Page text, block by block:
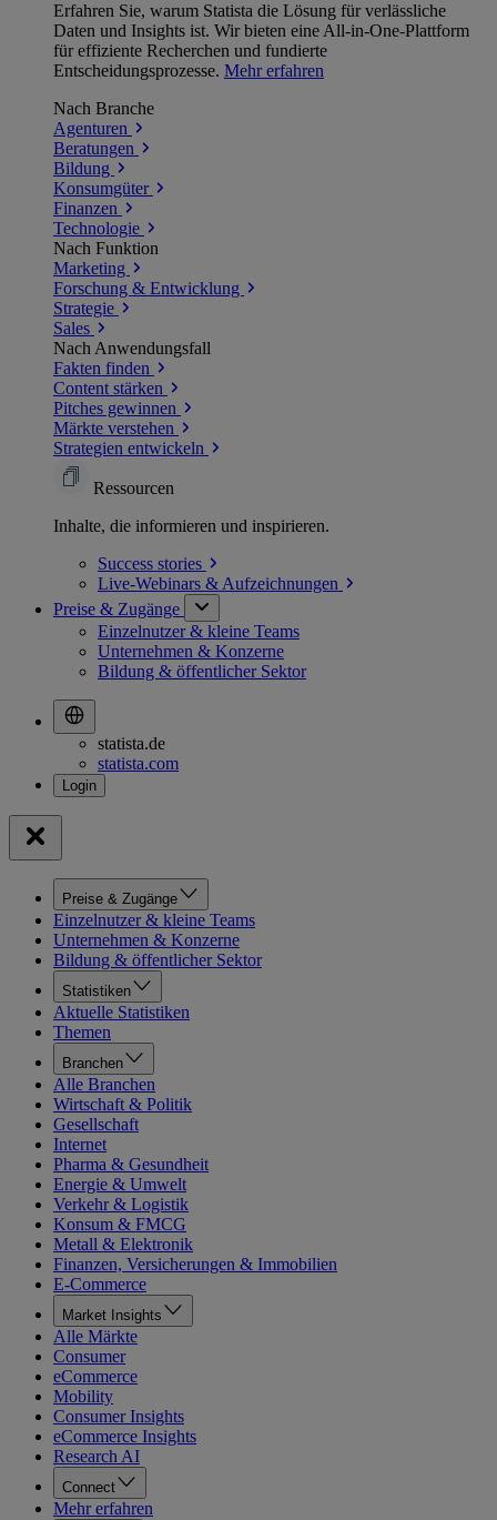
Erfahren Sie, warum Statista die Lösung für verlässliche
Daten und Insights ist. Wir bieten eine All-in-One-Plattform
für effiziente Recherchen und fundierte
Entscheidungsprozesse. Mehr erfahren
Nach Branche
Agenturen
Beratungen
Bildung
Konsumgüter
Finanzen
Technologie
Nach Funktion
Marketing
Forschung & Entwicklung
Strategie
Sales
Nach Anwendungsfall
Fakten finden
Content stärken
Pitches gewinnen
Märkte verstehen
Strategien entwickeln
Ressourcen
Inhalte, die informieren und inspirieren.
Success stories
Live-Webinars & Aufzeichnungen
Preise & Zugänge
Einzelnutzer & kleine Teams
Unternehmen & Konzerne
Bildung & öffentlicher Sektor
statista.de
statista.com
Preise & Zugänge
Einzelnutzer & kleine Teams
Unternehmen & Konzerne
Bildung & öffentlicher Sektor
Statistiken
Aktuelle Statistiken
Themen
Branchen
Alle Branchen
Wirtschaft & Politik
Gesellschaft
Internet
Pharma & Gesundheit
Energie & Umwelt
Verkehr & Logistik
Konsum & FMCG
Metall & Elektronik
Finanzen, Versicherungen & Immobilien
E-Commerce
Market Insights
Alle Märkte
Consumer
eCommerce
Mobility
Consumer Insights
eCommerce Insights
Research AI
Connect
Mehr erfahren